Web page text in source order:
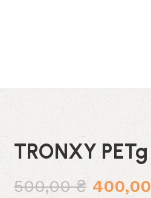
TRONXY PETg
500,00₴ 400,00